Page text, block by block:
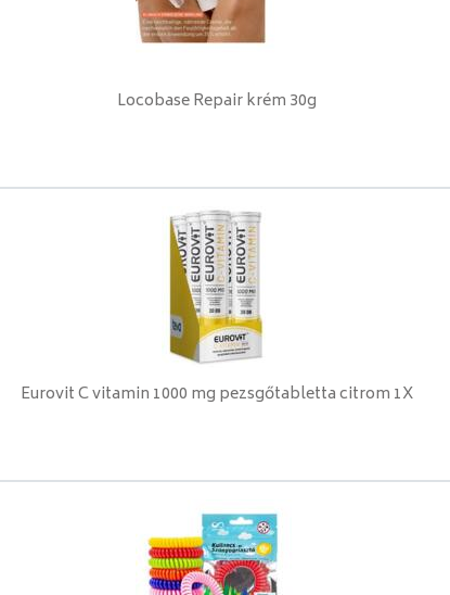
Locobase Repair krém 30g
Eurovit C vitamin 1000 mg pezsgőtabletta citrom 1X